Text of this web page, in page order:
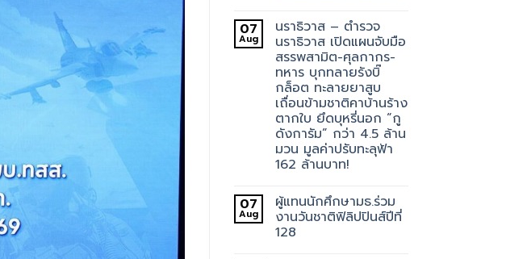
07
Aug
นราธิวาส – ตำรวจ
นราธิวาส เปิดแผนจับมือ
สรรพสามิต-ศุลกากร-
ทหาร บุกทลายรังบิ๊
กล็อต ทะลายยาสูบ
เถื่อนข้ามชาติคาบ้านร้าง
ตากใบ ยึดบุหรี่นอก “กู
ดังการัม” กว่า 4.5 ล้าน
มวน มูลค่าปรับทะลุฟ้า
162 ล้านบาท!
07
Aug
ผู้แทนนักศึกษามธ.ร่วม
งานวันชาติฟิลิปปินส์ปีที่
128